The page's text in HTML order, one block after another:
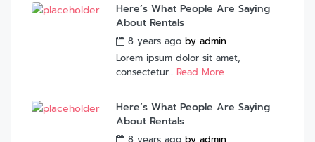
Here’s What People Are Saying
About Rentals
8 years ago by admin
Lorem ipsum dolor sit amet,
consectetur... Read More
Here’s What People Are Saying
About Rentals